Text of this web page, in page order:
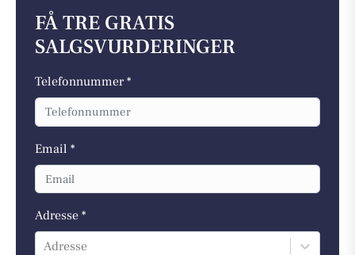
FÅ TRE GRATIS
SALGSVURDERINGER
Telefonnummer *
Email *
Adresse *
Adresse